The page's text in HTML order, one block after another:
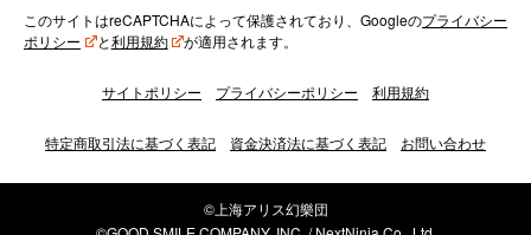
このサイトはreCAPTCHAによって保護されており、Googleのプライバシー
ポリシー
と利用規約 が適用されます。
サイトポリシー プライバシーポリシー 利用規約
特定商取引法に基づく表記 資金決済法に基づく表記 お問い合わせ
©上海アリス幻樂団